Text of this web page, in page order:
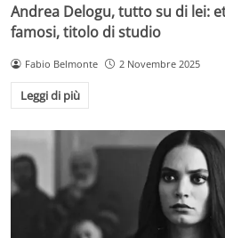
Andrea Delogu, tutto su di lei:
famosi, titolo di studio
Fabio Belmonte 2 Novembre 2025
Leggi di più